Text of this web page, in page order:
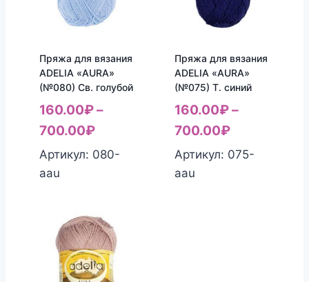
Пряжа для вязания
ADELIA «AURA»
(№080) Св. голубой
160.00₽–
700.00₽
Артикул: 080-
aau
Пряжа для вязания
ADELIA «AURA»
(№075) Т. синий
160.00₽–
700.00₽
Артикул: 075-
aau